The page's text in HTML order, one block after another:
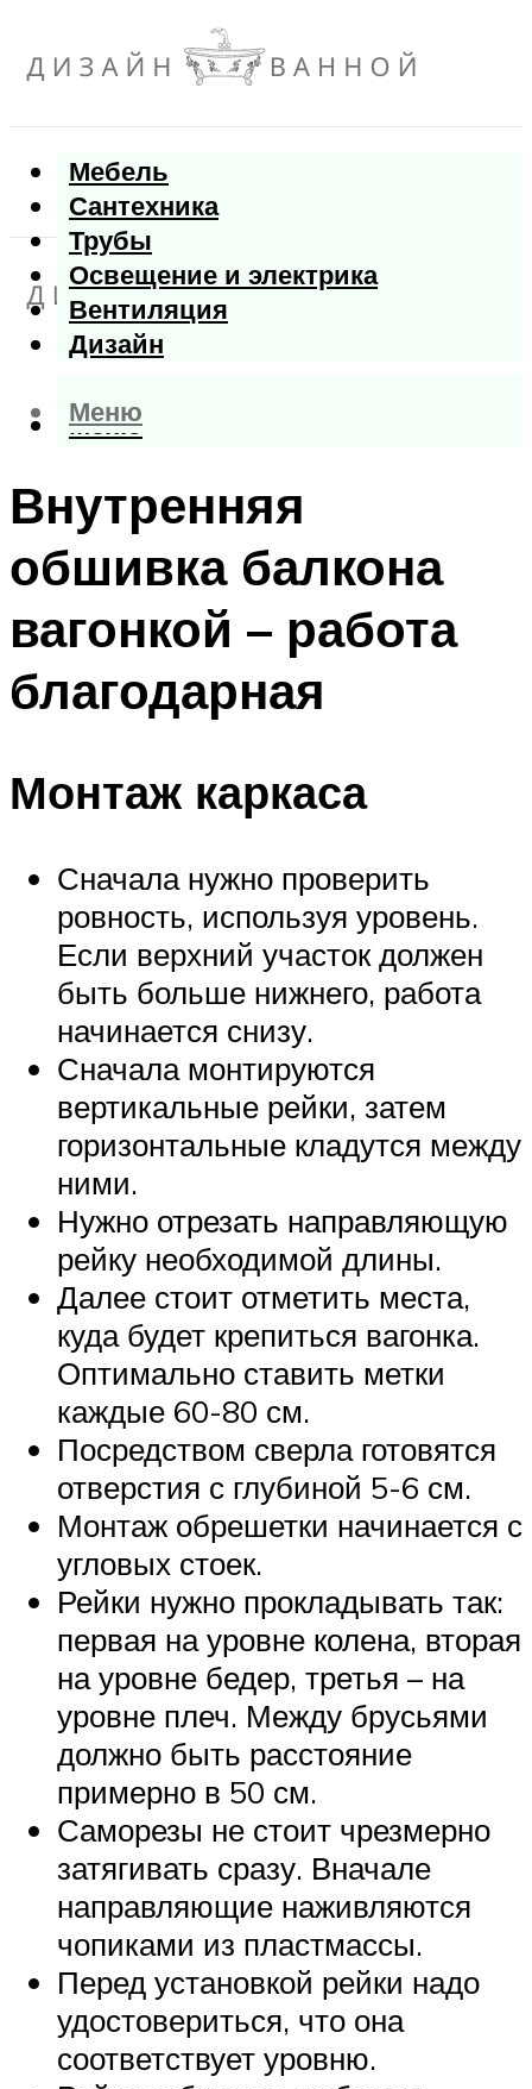
Мебель
Сантехника
Трубы
Освещение и электрика
Вентиляция
Дизайн
Меню
Меню
Внутренняя
обшивка балкона
вагонкой – работа
благодарная
Монтаж каркаса
Сначала нужно проверить
ровность, используя уровень.
Если верхний участок должен
быть больше нижнего, работа
начинается снизу.
Сначала монтируются
вертикальные рейки, затем
горизонтальные кладутся между
ними.
Нужно отрезать направляющую
рейку необходимой длины.
Далее стоит отметить места,
куда будет крепиться вагонка.
Оптимально ставить метки
каждые 60-80 см.
Посредством сверла готовятся
отверстия с глубиной 5-6 см.
Монтаж обрешетки начинается с
угловых стоек.
Рейки нужно прокладывать так:
первая на уровне колена, вторая
на уровне бедер, третья – на
уровне плеч. Между брусьями
должно быть расстояние
примерно в 50 см.
Саморезы не стоит чрезмерно
затягивать сразу. Вначале
направляющие наживляются
чопиками из пластмассы.
Перед установкой рейки надо
удостовериться, что она
соответствует уровню.